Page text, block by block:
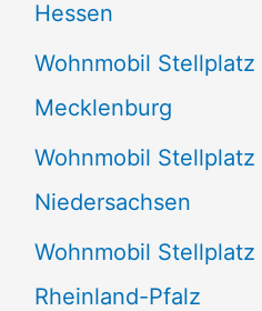
Hessen
Wohnmobil Stellplatz
Mecklenburg
Wohnmobil Stellplatz
Niedersachsen
Wohnmobil Stellplatz
Rheinland-Pfalz